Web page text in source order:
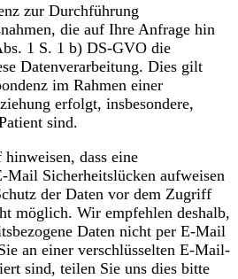
zur Durchführung
die auf Ihre Anfrage hin
1 S. 1 b) DS-GVO die
Datenverarbeitung. Dies gilt
im Rahmen einer
erfolgt, insbesondere,
sind.
dass eine
Mail Sicherheitslücken aufweisen
der Daten vor dem Zugriff
möglich. Wir empfehlen deshalb,
Daten nicht per E-Mail
an einer verschlüsselten E-Mail-
sind, teilen Sie uns dies bitte